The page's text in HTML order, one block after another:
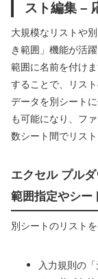
スト編集 –
大規模なリストや
き範囲」機能が活
範囲に名前を付け
することで、リス
データを別シート
も可能になり、フ
数シート間でリス
エクセル プル
範囲指定やシー
別シートのリスト
入力規則の